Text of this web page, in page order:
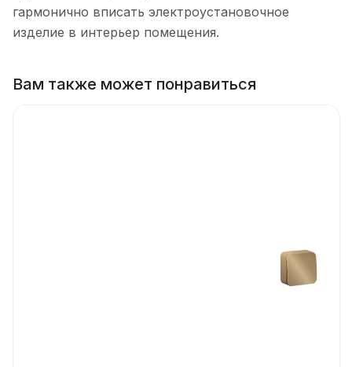
гармонично вписать электроустановочное
изделие в интерьер помещения.
Вам также может понравиться